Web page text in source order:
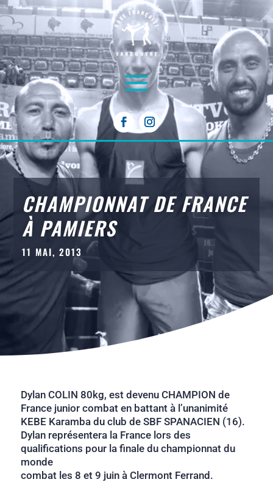
CHAMPIONNAT DE FRANCE
À PAMIERS
11 MAI, 2013
Dylan COLIN 80kg, est devenu CHAMPION de
France junior combat en battant à l’unanimité
KEBE Karamba du club de SBF SPANACIEN (16).
Dylan représentera la France lors des
qualifications pour la finale du championnat du
monde
combat les 8 et 9 juin à Clermont Ferrand.